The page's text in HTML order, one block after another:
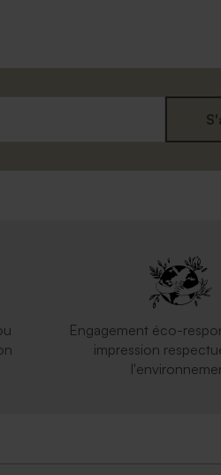
Engagement éco-
impression